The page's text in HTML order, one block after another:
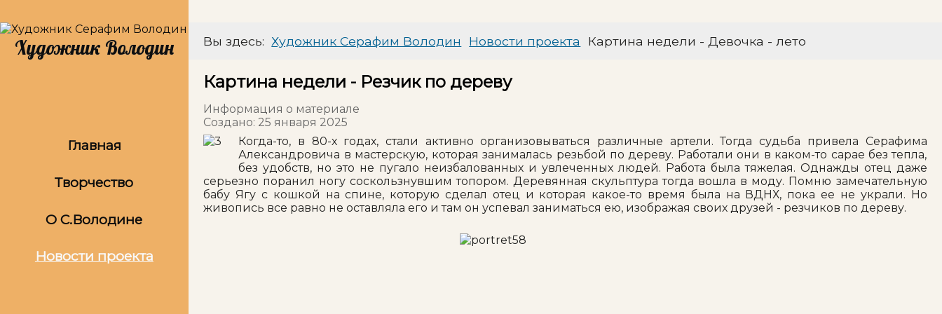
Художник Володин
Главная
Творчество
О С.Володине
Новости проекта
Вы здесь: Художник Серафим Володин Новости проекта Картина недели - Девочка - лето
Картина недели - Резчик по дереву
Информация о материале
Создано: 25 января 2025
Когда-то, в 80-х годах, стали активно организовываться различные артели. Тогда судьба привела Серафима
Александровича в мастерскую, которая занималась резьбой по дереву. Работали они в каком-то сарае без тепла,
без удобств, но это не пугало неизбалованных и увлеченных людей. Работа была тяжелая. Однажды отец даже
серьезно поранил ногу соскользнувшим топором. Деревянная скульптура тогда вошла в моду. Помню замечательную
бабу Ягу с кошкой на спине, которую сделал отец и которая какое-то время была на ВДНХ, пока ее не украли. Но
живопись все равно не оставляла его и там он успевал заниматься ею, изображая своих друзей - резчиков по дереву.